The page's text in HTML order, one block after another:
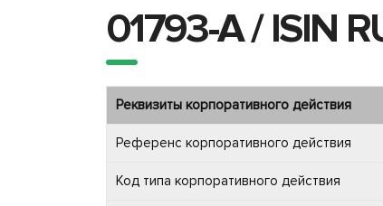
01793-A / ISIN
Реквизиты корпоративного действия
Референс корпоративного действия
Код типа корпоративного действия